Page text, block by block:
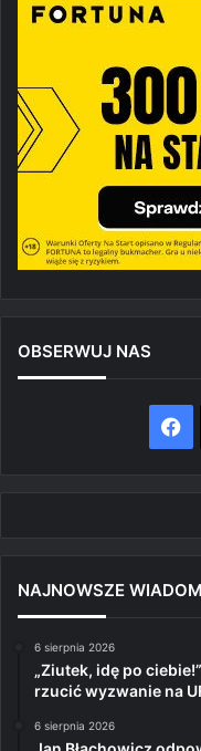
OBSERWUJ NAS
NAJNOWSZE
6 sierpnia 2026
„Ziutek, idę po
rzucić wyzwanie na
6 sierpnia 2026